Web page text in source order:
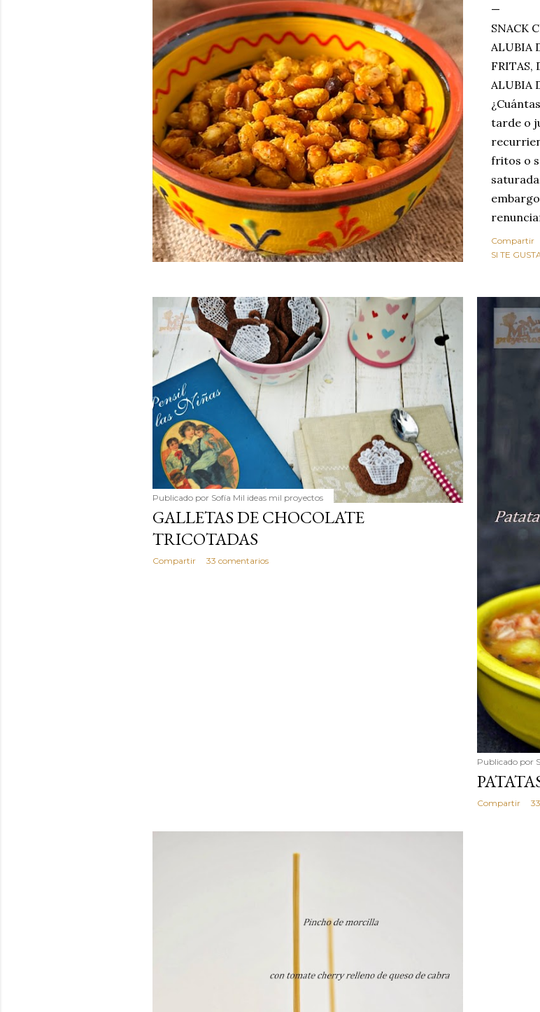
SNACK
ALUBIA
FRITAS,
ALUBIA
tarde o
fritos o
toque
Estas
simple
en un
100%
Compartir
SI TE
Publicado por Sofía Mil ideas mil proyectos
GALLETAS DE CHOCOLATE
TRICOTADAS
Compartir 33 comentarios
Publicado por
Compartir